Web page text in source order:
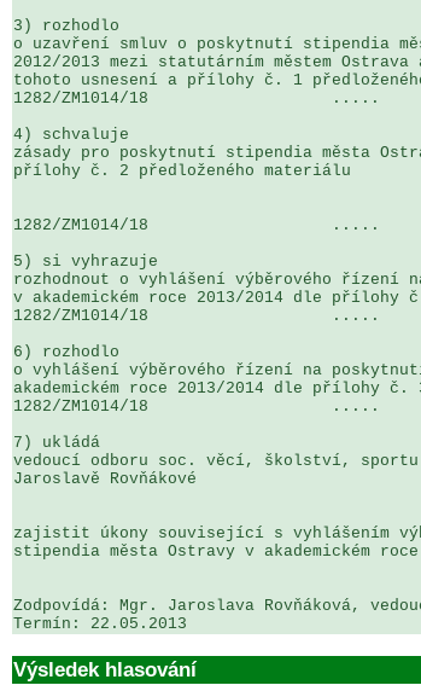
3) rozhodlo
o uzavření smluv o poskytnutí stipendia
2012/2013 mezi statutárním městem
tohoto usnesení a přílohy č. 1
1282/ZM1014/18
4) schvaluje
zásady pro poskytnutí stipendia města
přílohy č. 2 předloženého materiálu
1282/ZM1014/18
5) si vyhrazuje
rozhodnout o vyhlášení výběrového řízení
v akademickém roce 2013/2014 dle přílohy
1282/ZM1014/18
6) rozhodlo
o vyhlášení výběrového řízení na
akademickém roce 2013/2014 dle přílohy č.
1282/ZM1014/18
7) ukládá
vedoucí odboru soc. věcí, školství,
Jaroslavě Rovňákové
zajistit úkony související s vyhlášením
stipendia města Ostravy v akademickém roce
Zodpovídá: Mgr. Jaroslava Rovňáková,
Termín: 22.05.2013
Výsledek hlasování